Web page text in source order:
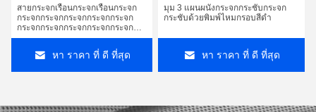
สายกระจกเรือนกระจกเรือนกระจก
กระจกกระจกกระจกกระจกกระจก
กระจกกระจกกระจกกระจกกระจก
กระจกกระจกกระจกกระจกกระจก
กระจกกระจกกระจกกระจกกระจก
กระจกกระจกกระจกกระจกกระจก
กระจกกระจกกระจกกระจกกระจก
หา ราคา ที่ ดี ที่สุด
มุม 3 แผนผนังกระจกกระชับกระจก
กระชับด้วยพิมพ์ไหมกรอบสีดํา
หา ราคา ที่ ดี ที่สุด